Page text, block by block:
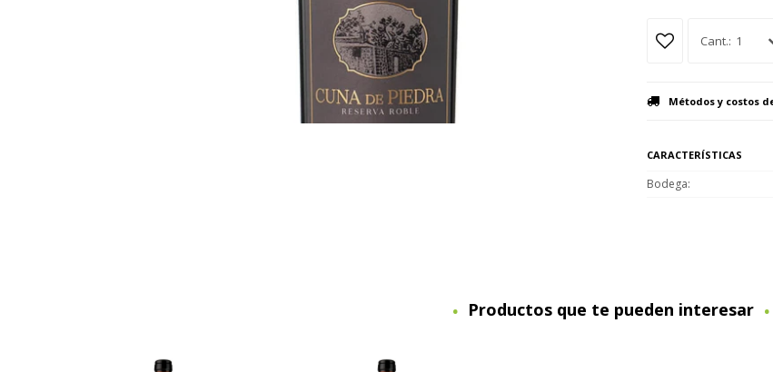
1
Métodos y costos
CARACTERÍSTICAS
Bodega
Productos que te pueden interesar